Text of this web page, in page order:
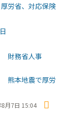
労省、対応保険
財務省人事
熊本地震で厚労
月7日 15:04